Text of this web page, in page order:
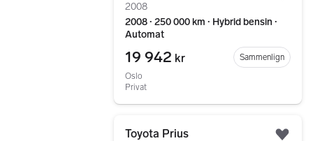
2008
2008 ∙ 250 000 km ∙ Hybrid bensin ∙
Automat
19 942 kr
Sammenlign
Oslo
Privat
Toyota Prius